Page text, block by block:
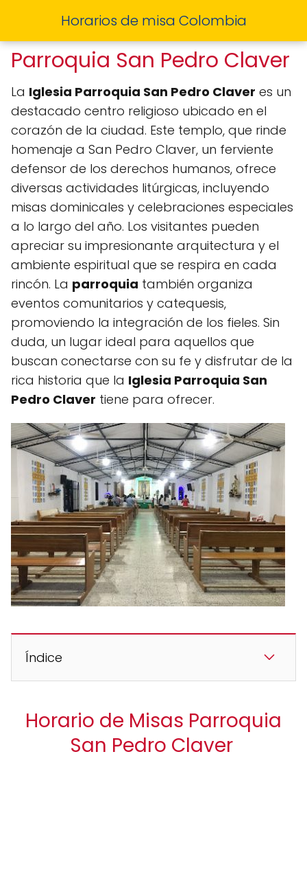
Horarios de misa Colombia
Parroquia San Pedro Claver
La Iglesia Parroquia San Pedro Claver es un
destacado centro religioso ubicado en el
corazón de la ciudad. Este templo, que rinde
homenaje a San Pedro Claver, un ferviente
defensor de los derechos humanos, ofrece
diversas actividades litúrgicas, incluyendo
misas dominicales y celebraciones especiales
a lo largo del año. Los visitantes pueden
apreciar su impresionante arquitectura y el
ambiente espiritual que se respira en cada
rincón. La parroquia también organiza
eventos comunitarios y catequesis,
promoviendo la integración de los fieles. Sin
duda, un lugar ideal para aquellos que
buscan conectarse con su fe y disfrutar de la
rica historia que la Iglesia Parroquia San
Pedro Claver tiene para ofrecer.
Índice
Horario de Misas Parroquia
San Pedro Claver